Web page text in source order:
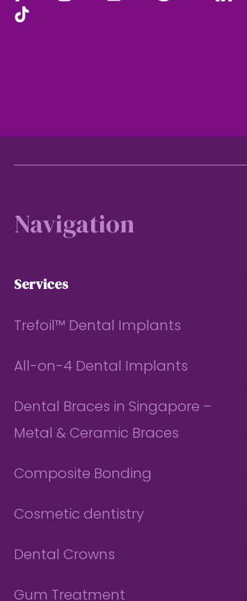
Navigation
Services
Trefoil™ Dental Implants
All-on-4 Dental Implants
Dental Braces in Singapore –
Metal & Ceramic Braces
Composite Bonding
Cosmetic dentistry
Dental Crowns
Gum Treatment